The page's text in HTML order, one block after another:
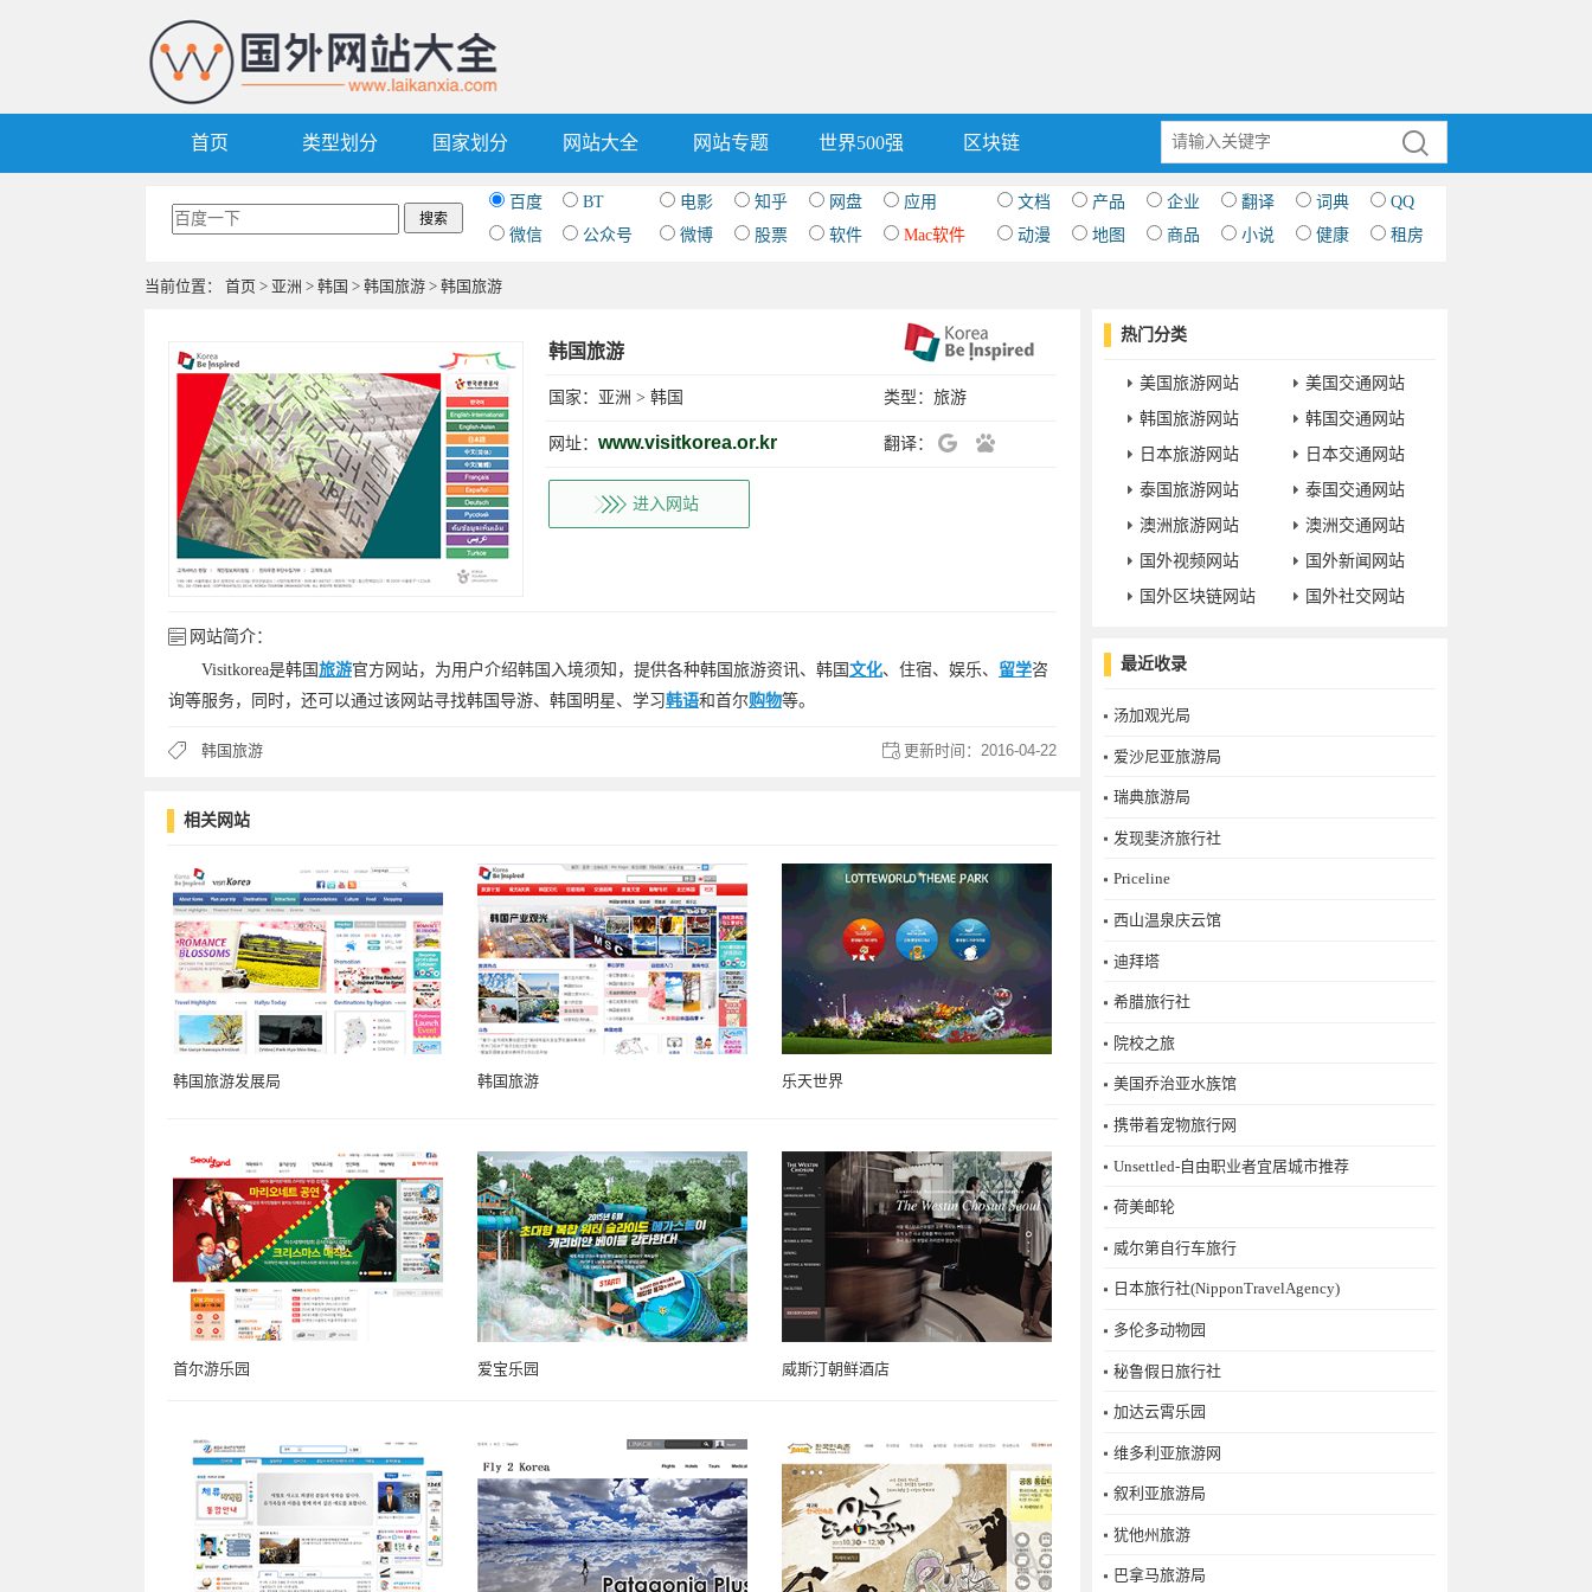
首页 类型划分 国家划分 网站大全 网站专题 世界500强 区块链
百度 BT 电影 知乎 网盘 应用 文档 产品 企业 翻译 词典
QQ
微信
公众号 微博 股票 软件 Mac软件 动漫 地图 商品 小说 健康 租房
当前位置： 首页 > 亚洲 > 韩国 > 韩国旅游 > 韩国旅游
韩国旅游
国家： 亚洲 > 韩国 类型： 旅游
网址： www.visitkorea.or.kr 翻译：
进入网站
网站简介：
Visitkorea是韩国 旅游官方网站，为用户介绍韩国入境须知，提供各种韩国旅游资讯、韩国 文化、住宿、娱乐、 留学咨
询等服务，同时，还可以通过该网站寻找韩国导游、韩国明星、学习韩语和首尔购物等。
韩国旅游 更新时间： 2016-04-22
相关网站
韩国旅游发展局 韩国旅游 乐天世界
首尔游乐园 爱宝乐园 威斯汀朝鲜酒店
热门分类
美国旅游网站
美国交通网站
韩国旅游网站
韩国交通网站
日本旅游网站
日本交通网站
泰国旅游网站
泰国交通网站
澳洲旅游网站
澳洲交通网站
国外视频网站
国外新闻网站
国外区块链网站
国外社交网站
最近收录
汤加观光局
爱沙尼亚旅游局
瑞典旅游局
发现斐济旅行社
Priceline
西山温泉庆云馆
迪拜塔
希腊旅行社
院校之旅
美国乔治亚水族馆
携带着宠物旅行网
Unsettled-自由职业者宜居城市推荐
荷美邮轮
威尔第自行车旅行
日本旅行社(NipponTravelAgency)
多伦多动物园
秘鲁假日旅行社
加达云霄乐园
维多利亚旅游网
叙利亚旅游局
犹他州旅游
巴拿马旅游局